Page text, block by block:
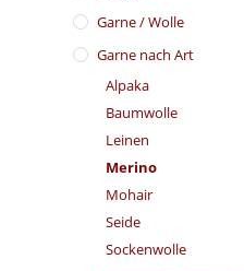
Garne / Wolle
Garne nach Art
Alpaka
Baumwolle
Leinen
Merino
Mohair
Seide
Sockenwolle